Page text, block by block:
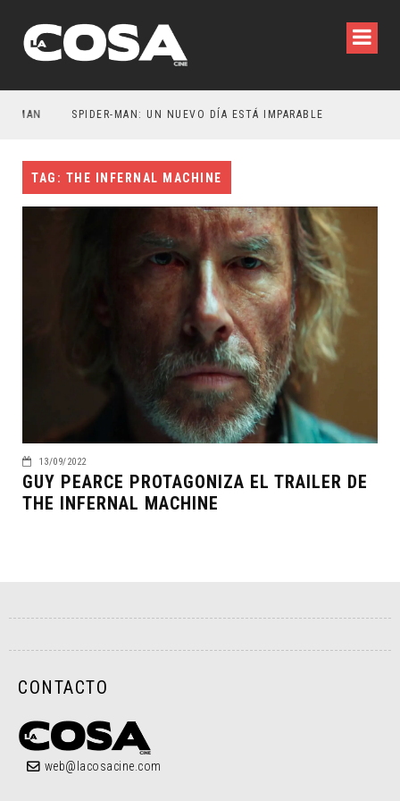
SPIDER-MAN: UN NUEVO DÍA ESTÁ IMPARABLE
TAG: THE INFERNAL MACHINE
13/09/2022
GUY PEARCE PROTAGONIZA EL TRAILER DE
THE INFERNAL MACHINE
CONTACTO
web@lacosacine.com